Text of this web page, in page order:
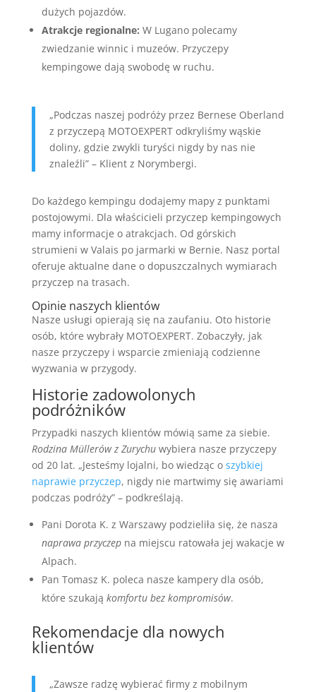
dużych pojazdów.
Atrakcje regionalne: W Lugano polecamy
zwiedzanie winnic i muzeów. Przyczepy
kempingowe dają swobodę w ruchu.
„Podczas naszej podróży przez Bernese Oberland
z przyczepą MOTOEXPERT odkryliśmy wąskie
doliny, gdzie zwykli turyści nigdy by nas nie
znaleźli” – Klient z Norymbergi.
Do każdego kempingu dodajemy mapy z punktami
postojowymi. Dla właścicieli przyczep kempingowych
mamy informacje o atrakcjach. Od górskich
strumieni w Valais po jarmarki w Bernie. Nasz portal
oferuje aktualne dane o dopuszczalnych wymiarach
przyczep na trasach.
Opinie naszych klientów
Nasze usługi opierają się na zaufaniu. Oto historie
osób, które wybrały MOTOEXPERT. Zobaczyły, jak
nasze przyczepy i wsparcie zmieniają codzienne
wyzwania w przygody.
Historie zadowolonych
podróżników
Przypadki naszych klientów mówią same za siebie.
Rodzina Müllerów z Zurychuwybiera nasze przyczepy
od 20 lat. „Jesteśmy lojalni, bo wiedząc o szybkiej
naprawie przyczep, nigdy nie martwimy się awariami
podczas podróży” – podkreślają.
Pani Dorota K. z Warszawy podzieliła się, że nasza
naprawa przyczepna miejscu ratowała jej wakacje w
Alpach.
Pan Tomasz K. poleca nasze kampery dla osób,
które szukają komfortu bez kompromisów.
Rekomendacje dla nowych
klientów
„Zawsze radzę wybierać firmy z mobilnym